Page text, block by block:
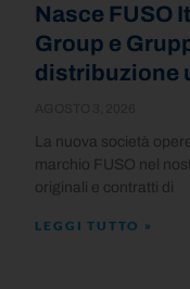
Nasce FUSO
Group e
distribuzione
La nuova società
marchio FUSO nel
originali e contratti di
LEGGI TUTTO »